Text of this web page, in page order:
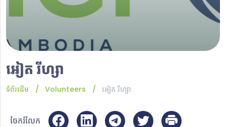
អៀត រីហ្សា
ទំព័រដើម Volunteers អៀត រីហ្សា
ចែករំលែក